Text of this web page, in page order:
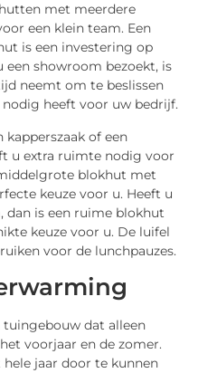
met meerdere
een klein team. Een
is een investering op
showroom bezoekt, is
neemt om te beslissen
heeft voor uw bedrijf.
kapperszaak of een
u extra ruimte nodig voor
blokhut met
keuze voor u. Heeft u
dan is een ruime blokhut
keuze voor u. De luifel
voor de lunchpauzes.
dat alleen
voorjaar en de zomer.
jaar door te kunnen